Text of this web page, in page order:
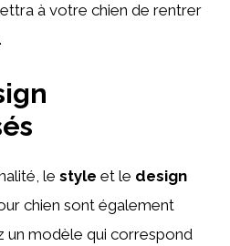
à votre chien de rentrer
le style et le design
chien sont également
un modèle qui correspond